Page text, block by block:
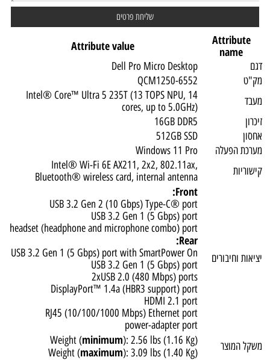
Attribute
name
Attribute value
Dell Pro Micro Desktop
QCM1250-6552
Intel® Core™ Ultra 5 235T (13 TOPS NPU, 14
cores, up to 5.0GHz)
16GB DDR5
512GB SSD
הפעלה
Windows 11 Pro
Intel® Wi-Fi 6E AX211, 2x2, 802.11ax,
Bluetooth® wireless card, internal antenna
וחיבורים
Front:
USB 3.2 Gen 2 (10 Gbps) Type-C® port
USB 3.2 Gen 1 (5 Gbps) port
headset (headphone and microphone combo) port
Rear:
USB 3.2 Gen 1 (5 Gbps) port with SmartPower On
USB 3.2 Gen 1 (5 Gbps) port
2xUSB 2.0 (480 Mbps) ports
DisplayPort™ 1.4a (HBR3 support) port
HDMI 2.1 port
RJ45 (10/100/1000 Mbps) Ethernet port
power-adapter port
המוצר
Weight (minimum): 2.56 lbs (1.16 Kg)
Weight (maximum): 3.09 lbs (1.40 Kg)